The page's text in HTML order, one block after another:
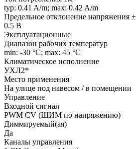
typ: 0.41 A/m; max: 0.42 A/m
Предельное отклонение напряжения ±
0.5 В
Эксплуатационные
Диапазон рабочих температур
min: -30 °C; max: 45 °C
Климатическое исполнение
УХЛ2*
Место применения
На улице под навесом / в помещении
Управление
Входной сигнал
PWM СV (ШИМ по напряжению)
Диммируемый(ая)
Да
Каналы управления